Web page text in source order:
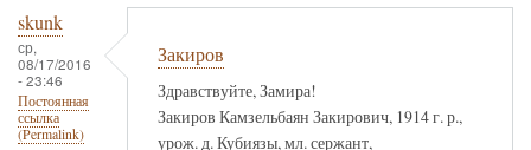
skunk
ср,
08/17/2016
- 23:46
Постоянная
ссылка
(Permalink)
Закиров
Здравствуйте, Замира!
Закиров Камзельбаян Закирович, 1914 г. р.,
урож. д. Кубиязы, мл. сержант,